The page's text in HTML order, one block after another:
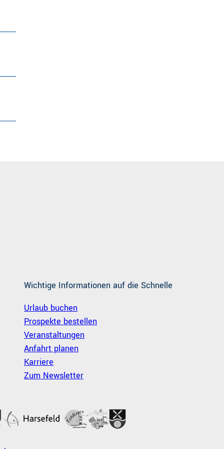
Wichtige Informationen auf die Schnelle
Urlaub buchen
Prospekte bestellen
Veranstaltungen
Anfahrt planen
Karriere
Zum Newsletter